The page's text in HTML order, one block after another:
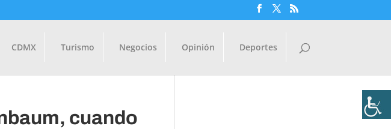
CDMX Turismo Negocios Opinión Deportes
cuando